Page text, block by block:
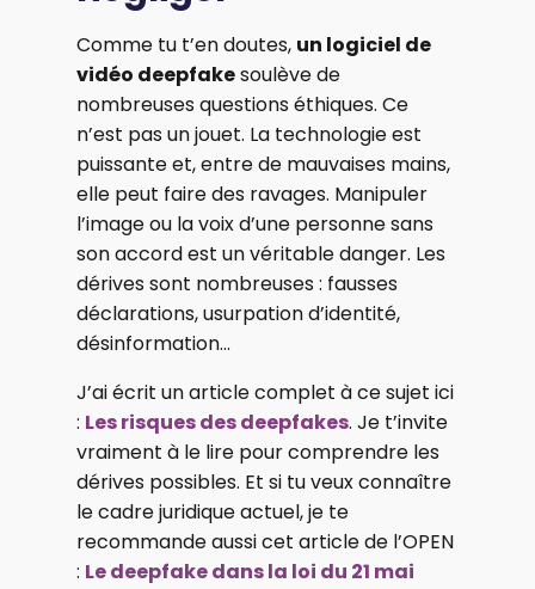
Comme tu t’en doutes, un logiciel de
vidéo deepfakesoulève de
nombreuses questions éthiques. Ce
n’est pas un jouet. La technologie est
puissante et, entre de mauvaises mains,
elle peut faire des ravages. Manipuler
l’image ou la voix d’une personne sans
son accord est un véritable danger. Les
dérives sont nombreuses : fausses
déclarations, usurpation d’identité,
désinformation...
J’ai écrit un article complet à ce sujet ici
: Les risques des deepfakes. Je t’invite
vraiment à le lire pour comprendre les
dérives possibles. Et si tu veux connaître
le cadre juridique actuel, je te
recommande aussi cet article de l’OPEN
: Le deepfake dans la loi du 21 mai